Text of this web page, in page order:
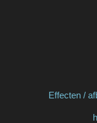
Effecten /